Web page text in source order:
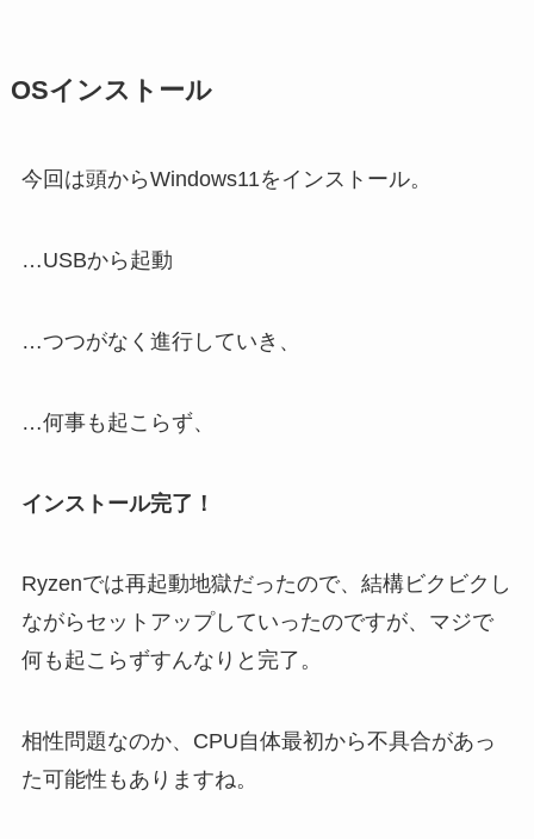
OSインストール
今回は頭からWindows11をインストール。
…USBから起動
…つつがなく進行していき、
…何事も起こらず、
インストール完了！
Ryzenでは再起動地獄だったので、結構ビクビクし
ながらセットアップしていったのですが、マジで
何も起こらずすんなりと完了。
相性問題なのか、CPU自体最初から不具合があっ
た可能性もありますね。